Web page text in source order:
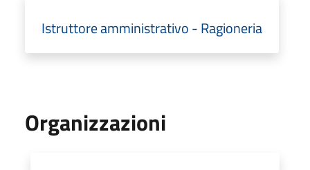
Istruttore amministrativo - Ragioneria
Organizzazioni